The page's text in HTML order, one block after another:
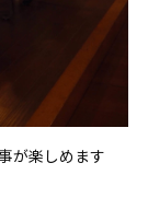
が楽しめます